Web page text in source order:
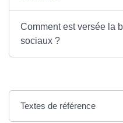
Comment est versée la
sociaux ?
Textes de référence